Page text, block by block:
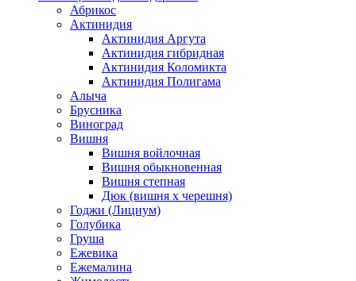
Абрикос
Актинидия
Актинидия Аргута
Актинидия гибридная
Актинидия Коломикта
Актинидия Полигама
Алыча
Брусника
Виноград
Вишня
Вишня войлочная
Вишня обыкновенная
Вишня степная
Дюк (вишня х черешня)
Годжи (Лициум)
Голубика
Груша
Ежевика
Ежемалина